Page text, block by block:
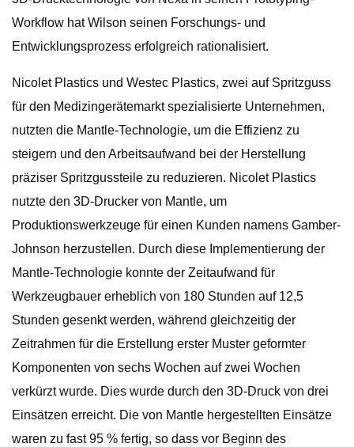
Workflow hat Wilson seinen Forschungs- und
Entwicklungsprozess erfolgreich rationalisiert.
Nicolet Plastics und Westec Plastics, zwei auf Spritzguss
für den Medizingerätemarkt spezialisierte Unternehmen,
nutzten die Mantle-Technologie, um die Effizienz zu
steigern und den Arbeitsaufwand bei der Herstellung
präziser Spritzgussteile zu reduzieren. Nicolet Plastics
nutzte den 3D-Drucker von Mantle, um
Produktionswerkzeuge für einen Kunden namens Gamber-
Johnson herzustellen. Durch diese Implementierung der
Mantle-Technologie konnte der Zeitaufwand für
Werkzeugbauer erheblich von 180 Stunden auf 12,5
Stunden gesenkt werden, während gleichzeitig der
Zeitrahmen für die Erstellung erster Muster geformter
Komponenten von sechs Wochen auf zwei Wochen
verkürzt wurde. Dies wurde durch den 3D-Druck von drei
Einsätzen erreicht. Die von Mantle hergestellten Einsätze
waren zu fast 95 % fertig, so dass vor Beginn des